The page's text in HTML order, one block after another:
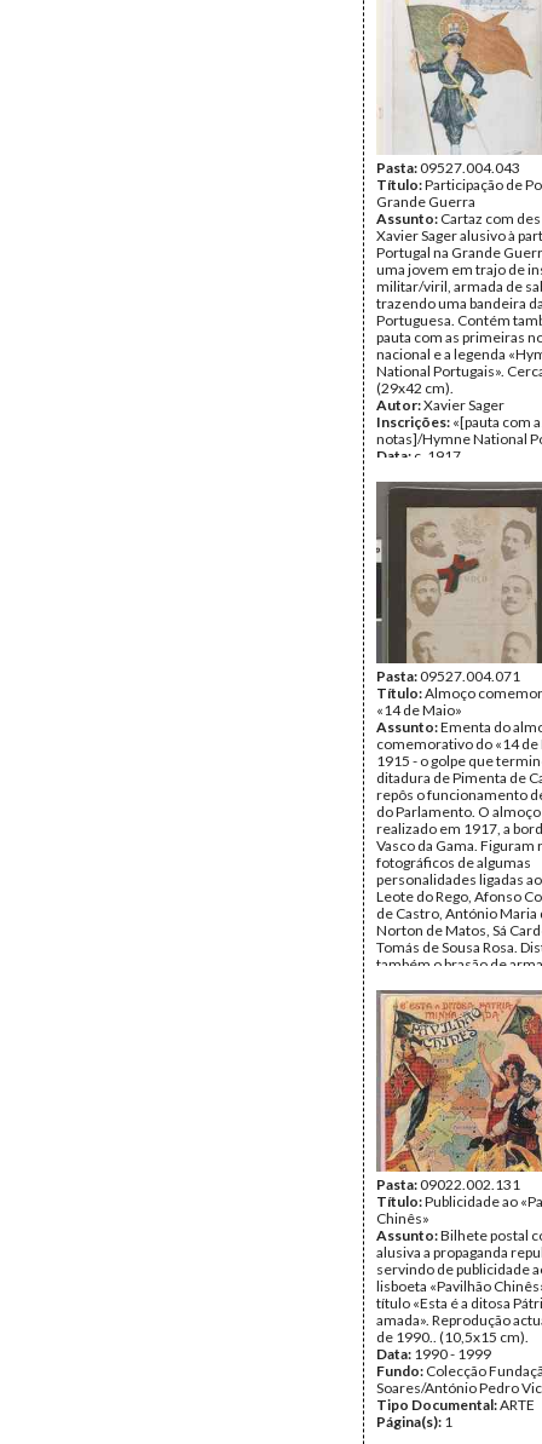
offerecido pelo
Commercial e
S. Carlos aos 15 de
No verso: ementa do
programa musical e
alocuções.
Data:
Domingo, 15 de
Fundo:Colecção
Soares/António Pedro
Tipo Documental:ARTE
Página(s):2
Pasta:09527.004.043
Título:Participação de
Grande Guerra
Assunto: Cartaz com
Xavier Sager alusivo à
Portugal na Grande
uma jovem em trajo de
militar/viril, armada de
trazendo uma bandeira
Portuguesa. Contém
pauta com as primeiras
nacional e a legenda
National Portugais».
(29x42 cm).
Autor:Xavier Sager
Inscrições: «[pauta com
notas]/Hymne National
Data: c. 1917
Soares/António Pedro
Tipo Documental:ARTE
Página(s):
1
Pasta:09527.004.071
Título:Almoço
«14 de Maio»
Assunto:Ementa do
comemorativo do «14 de
1915 - o golpe que
ditadura de Pimenta de
repôs o funcionamento
do Parlamento. O
realizado em 1917, a
Vasco da Gama. Figuram
fotográficos de algumas
personalidades ligadas
Leote do Rego, Afonso
de Castro, António Maria
Norton de Matos, Sá
Tomás de Sousa Rosa.
também o brasão de
laço com as cores verde
No verso, as assinaturas
comensais. 15 de Maio
(12x20 cm).
Inscrições:No verso:
manuscrito: «Este menu
reprodução dum outro
em que alguns
influentes festejaram o
aniversário do
maio de 1915. O almôço
do Vasco da Gama.»
Data:Segunda, 14 de
Fundo:Colecção
Soares/António Pedro
Tipo Documental:ARTE
Página(s):2
Pasta:09022.002.131
Título:Publicidade ao
Chinês»
Assunto:Bilhete postal
alusiva a propaganda
servindo de publicidade
lisboeta «Pavilhão
título «Esta é a ditosa
amada». Reprodução
de 1990.. (10,5x15 cm).
Data: 1990 - 1999
Fundo: Colecção
Soares/António Pedro
Tipo Documental:ARTE
Página(s): 1